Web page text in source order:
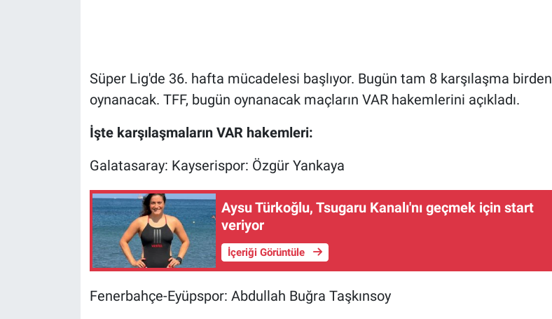
Süper Lig'de 36. hafta mücadelesi başlıyor. Bugün tam 8 karşılaşma birden
oynanacak. TFF, bugün oynanacak maçların VAR hakemlerini açıkladı.
İşte karşılaşmaların VAR hakemleri:
Galatasaray: Kayserispor: Özgür Yankaya
Aysu Türkoğlu, Tsugaru Kanalı'nı geçmek için start
veriyor
İçeriği Görüntüle
Fenerbahçe-Eyüpspor: Abdullah Buğra Taşkınsoy
Koronavirüs
Kültür Sanat